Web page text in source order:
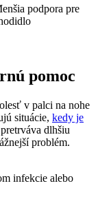
podpora pre
pomoc
v palci na nohe
situácie, kedy je
dlhšiu
problém.
infekcie alebo